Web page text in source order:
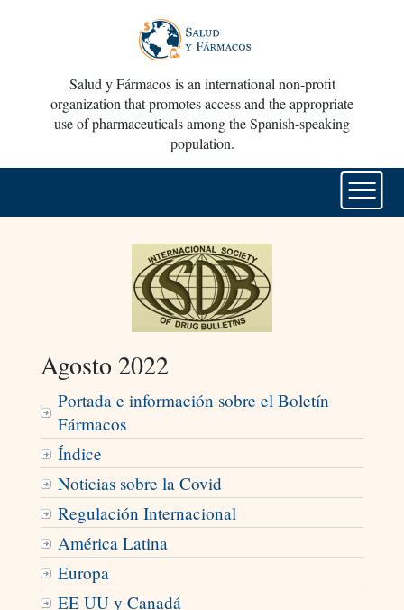
Salud y Fármacos is an international non-profit
organization that promotes access and the appropriate
use of pharmaceuticals among the Spanish-speaking
population.
Agosto 2022
Portada e información sobre el Boletín
Fármacos
Índice
Noticias sobre la Covid
Regulación Internacional
América Latina
Europa
EE UU y Canadá